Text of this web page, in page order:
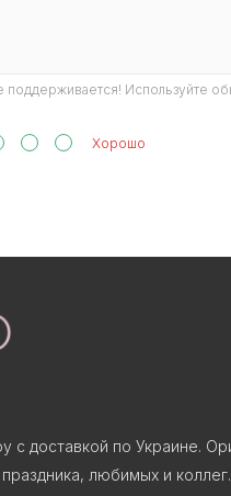
поддерживается! Используйте
Хорошо
с доставкой по Украине.
любимых и